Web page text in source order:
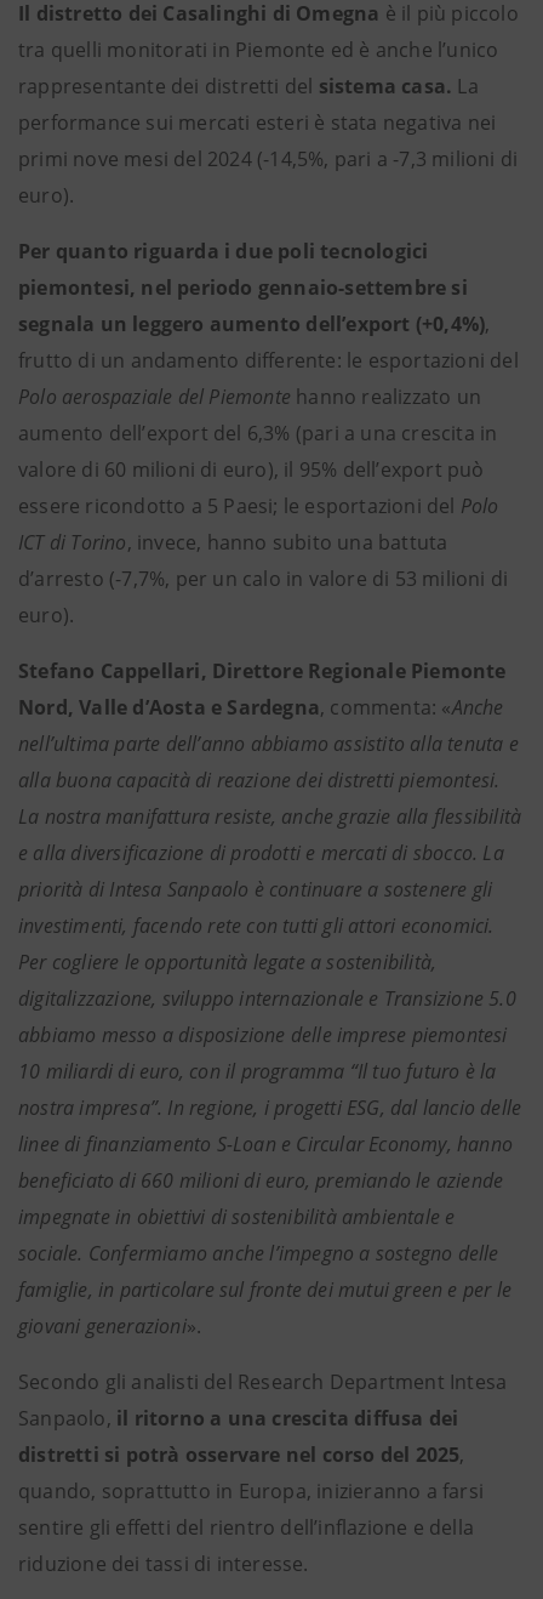
Il distretto dei Casalinghi di Omegna è il più piccolo
tra quelli monitorati in Piemonte ed è anche l’unico
rappresentante dei distretti del sistema casa. La
performance sui mercati esteri è stata negativa nei
primi nove mesi del 2024 (-14,5%, pari a -7,3 milioni di
euro).
Per quanto riguarda i due poli tecnologici
piemontesi, nel periodo gennaio-settembre si
segnala un leggero aumento dell’export (+0,4%),
frutto di un andamento differente: le esportazioni del
Polo aerospaziale del Piemonte hanno realizzato un
aumento dell’export del 6,3% (pari a una crescita in
valore di 60 milioni di euro), il 95% dell’export può
essere ricondotto a 5 Paesi; le esportazioni del Polo
ICT di Torino, invece, hanno subito una battuta
d’arresto (-7,7%, per un calo in valore di 53 milioni di
euro).
Stefano Cappellari, Direttore Regionale Piemonte
Nord, Valle d’Aosta e Sardegna, commenta: «Anche
nell’ultima parte dell’anno abbiamo assistito alla tenuta e
alla buona capacità di reazione dei distretti piemontesi.
La nostra manifattura resiste, anche grazie alla flessibilità
e alla diversificazione di prodotti e mercati di sbocco. La
priorità di Intesa Sanpaolo è continuare a sostenere gli
investimenti, facendo rete con tutti gli attori economici.
Per cogliere le opportunità legate a sostenibilità,
digitalizzazione, sviluppo internazionale e Transizione 5.0
abbiamo messo a disposizione delle imprese piemontesi
10 miliardi di euro, con il programma “Il tuo futuro è la
nostra impresa”. In regione, i progetti ESG, dal lancio delle
linee di finanziamento S-Loan e Circular Economy, hanno
beneficiato di 660 milioni di euro, premiando le aziende
impegnate in obiettivi di sostenibilità ambientale e
sociale. Confermiamo anche l’impegno a sostegno delle
famiglie, in particolare sul fronte dei mutui green e per le
giovani generazioni».
Secondo gli analisti del Research Department Intesa
Sanpaolo, il ritorno a una crescita diffusa dei
distretti si potrà osservare nel corso del 2025,
quando, soprattutto in Europa, inizieranno a farsi
sentire gli effetti del rientro dell’inflazione e della
riduzione dei tassi di interesse.